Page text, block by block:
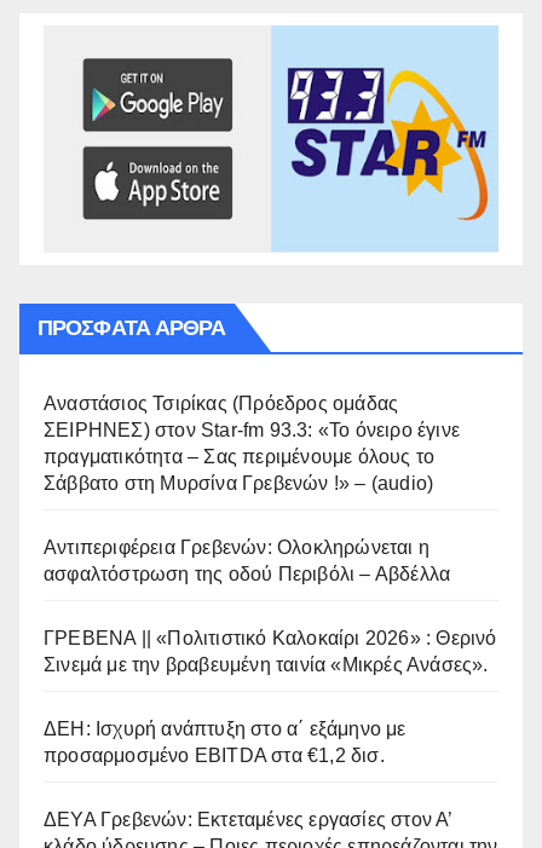
ΠΡΌΣΦΑΤΑ ΆΡΘΡΑ
Αναστάσιος Τσιρίκας (Πρόεδρος ομάδας
ΣΕΙΡΗΝΕΣ) στον Star-fm 93.3: «Το όνειρο έγινε
πραγματικότητα – Σας περιμένουμε όλους το
Σάββατο στη Μυρσίνα Γρεβενών !» – (audio)
Αντιπεριφέρεια Γρεβενών: Ολοκληρώνεται η
ασφαλτόστρωση της οδού Περιβόλι – Αβδέλλα
ΓΡΕΒΕΝΑ || «Πολιτιστικό Καλοκαίρι 2026» : Θερινό
Σινεμά με την βραβευμένη ταινία «Μικρές Ανάσες».
ΔΕΗ: Ισχυρή ανάπτυξη στο α΄ εξάμηνο με
προσαρμοσμένο EBITDA στα €1,2 δισ.
ΔΕΥΑ Γρεβενών: Εκτεταμένες εργασίες στον Α’